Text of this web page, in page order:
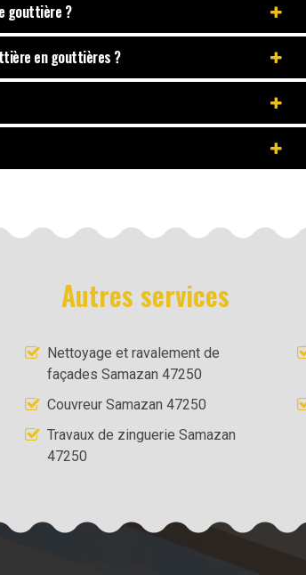
gouttière ?
en gouttières ?
Autres services
Nettoyage et ravalement de
façades Samazan 47250
Couvreur Samazan 47250
Travaux de zinguerie Samazan
47250